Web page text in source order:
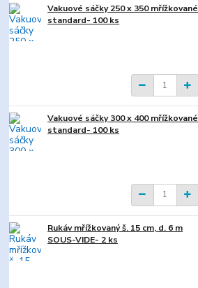
Vakuové sáčky 250 x 350 mřížkované
standard- 100 ks
Vakuové sáčky 300 x 400 mřížkované
standard- 100 ks
Rukáv mřížkovaný š. 15 cm, d. 6 m
SOUS-VIDE- 2 ks